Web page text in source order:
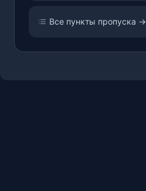
Все пункты пропуска →